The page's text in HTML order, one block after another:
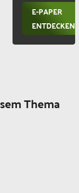
E-PAPER
ENTDECKEN
Thema